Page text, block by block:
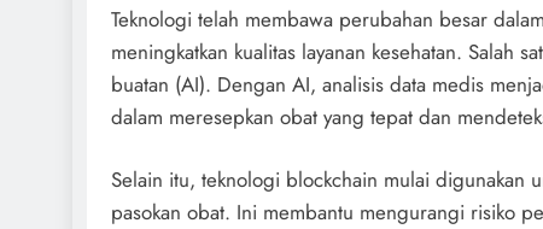
Teknologi telah membawa perubahan besar
meningkatkan kualitas layanan kesehatan. Salah
buatan (AI). Dengan AI, analisis data medis
dalam meresepkan obat yang tepat dan
Selain itu, teknologi blockchain mulai digunakan
pasokan obat. Ini membantu mengurangi risiko